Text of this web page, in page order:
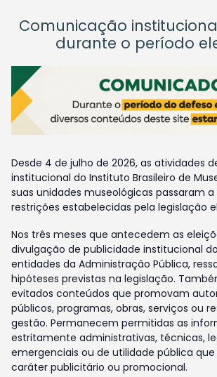
Comunicação
durante o período
Desde 4 de julho de 2026, as atividades
institucional do Instituto Brasileiro de
suas unidades museológicas passaram a
restrições estabelecidas pela legislação
Nos três meses que antecedem as
divulgação de publicidade institucional
entidades da Administração Pública,
hipóteses previstas na legislação.
evitados conteúdos que promovam
públicos, programas, obras, serviços ou
gestão. Permanecem permitidas as
estritamente administrativas, técnicas,
emergenciais ou de utilidade pública
caráter publicitário ou promocional.